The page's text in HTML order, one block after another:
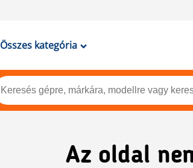
Összes kategória
Az oldal